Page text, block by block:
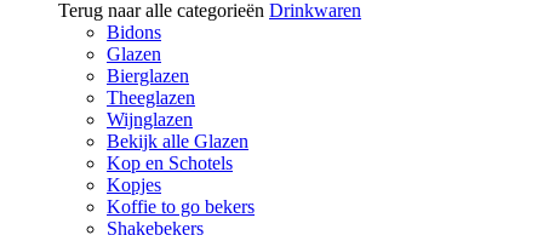
Terug naar alle categorieën Drinkwaren
Bidons
Glazen
Bierglazen
Theeglazen
Wijnglazen
Bekijk alle Glazen
Kop en Schotels
Kopjes
Koffie to go bekers
Shakebekers